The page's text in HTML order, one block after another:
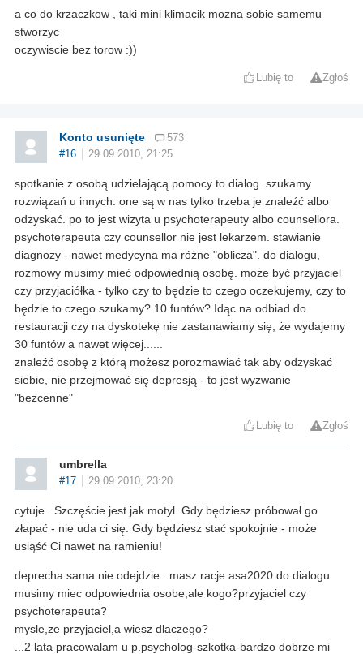
a co do krzaczkow , taki mini klimacik mozna sobie samemu
stworzyc
oczywiscie bez torow :))
Lubię to Zgłoś
Konto usunięte
573
#16
29.09.2010, 21:25
spotkanie z osobą udzielającą pomocy to dialog. szukamy
rozwiązań u innych. one są w nas tylko trzeba je znaleźć albo
odzyskać. po to jest wizyta u psychoterapeuty albo counsellora.
psychoterapeuta czy counsellor nie jest lekarzem. stawianie
diagnozy - nawet medycyna ma różne "oblicza". do dialogu,
rozmowy musimy mieć odpowiednią osobę. może być przyjaciel
czy przyjaciółka - tylko czy to będzie to czego oczekujemy, czy to
będzie to czego szukamy? 10 funtów? Idąc na odbiad do
restauracji czy na dyskotekę nie zastanawiamy się, że wydajemy
30 funtów a nawet więcej......
znaleźć osobę z którą możesz porozmawiać tak aby odzyskać
siebie, nie przejmować się depresją - to jest wyzwanie
"bezcenne"
Lubię to Zgłoś
umbrella
#17 29.09.2010, 23:20
cytuje...Szczęście jest jak motyl. Gdy będziesz próbował go
złapać - nie uda ci się. Gdy będziesz stać spokojnie - może
usiąść Ci nawet na ramieniu!
deprecha sama nie odejdzie...masz racje asa2020 do dialogu
musimy miec odpowiednia osobe,ale kogo?przyjaciel czy
psychoterapeuta?
mysle,ze przyjaciel,a wiesz dlaczego?
...2 lata pracowalam u p.psycholog-szkotka-bardzo dobrze mi